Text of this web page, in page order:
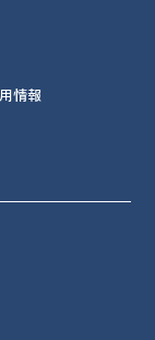
情報